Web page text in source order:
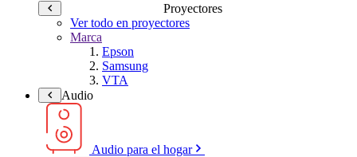
Proyectores
Ver todo en proyectores
Marca
Epson
Samsung
VTA
Audio
Audio para el hogar